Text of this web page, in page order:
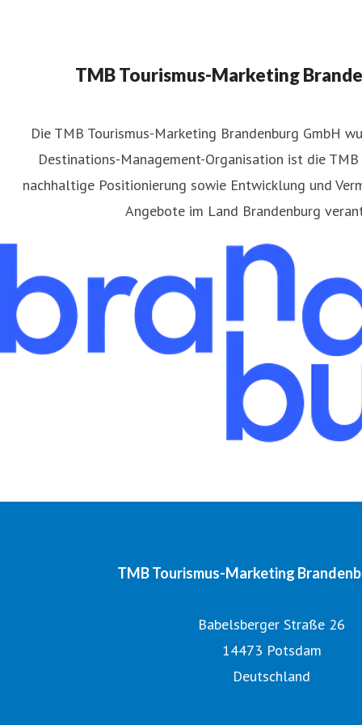
Pressereferent
matthias.schaefer@reiseland-
TMB Tourismus-Marketing
​Die TMB Tourismus-Marketing Brandenburg GmbH
Destinations-Management-Organisation ist die
nachhaltige Positionierung sowie Entwicklung und
Angebote im Land Brandenburg
TMB Tourismus-Marketing
Babelsberger Straße 26
14473 Potsdam
Deutschland